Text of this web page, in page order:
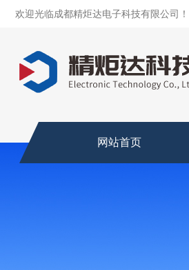
欢迎光临成都精炬达电子科技有限公司！
网站首页